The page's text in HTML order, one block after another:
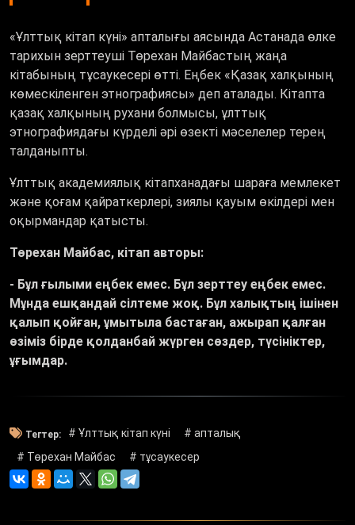
«Ұлттық кітап күні» апталығы аясында Астанада өлке
тарихын зерттеуші Төрехан Майбастың жаңа
кітабының тұсаукесері өтті. Еңбек «Қазақ халқының
көмескіленген этнографиясы» деп аталады. Кітапта
қазақ халқының рухани болмысы, ұлттық
этнографиядағы күрделі әрі өзекті мәселелер терең
талданыпты.
Ұлттық академиялық кітапханадағы шараға мемлекет
және қоғам қайраткерлері, зиялы қауым өкілдері мен
оқырмандар қатысты.
Төрехан Майбас, кітап авторы:
- Бұл ғылыми еңбек емес. Бұл зерттеу еңбек емес.
Мұнда ешқандай сілтеме жоқ. Бұл халықтың ішінен
қалып қойған, ұмытыла бастаған, ажырап қалған
өзіміз бірде қолданбай жүрген сөздер, түсініктер,
ұғымдар.
Тегтер: # Ұлттық кітап күні
# апталық
# Төрехан Майбас
# тұсаукесер